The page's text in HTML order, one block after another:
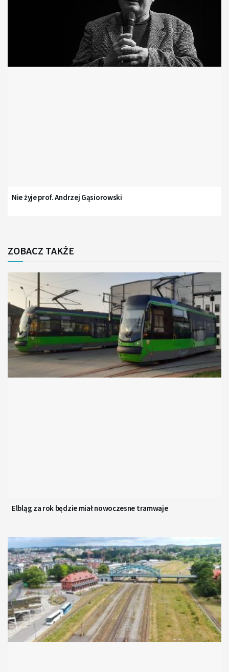
Nie żyje prof. Andrzej Gąsiorowski
ZOBACZ TAKŻE
Elbląg za rok będzie miał nowoczesne tramwaje